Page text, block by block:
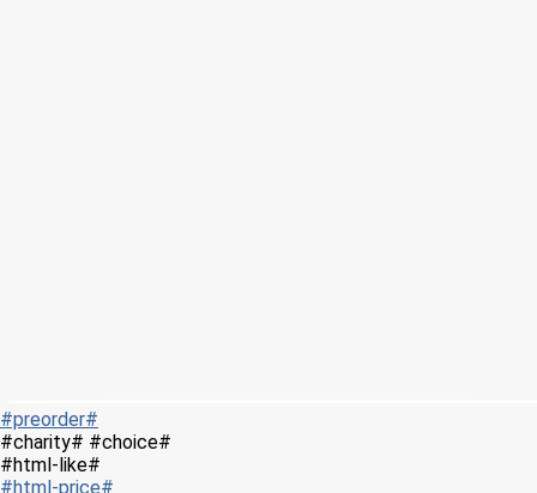
#preorder#
#charity# #choice#
#html-like#
#html-price#